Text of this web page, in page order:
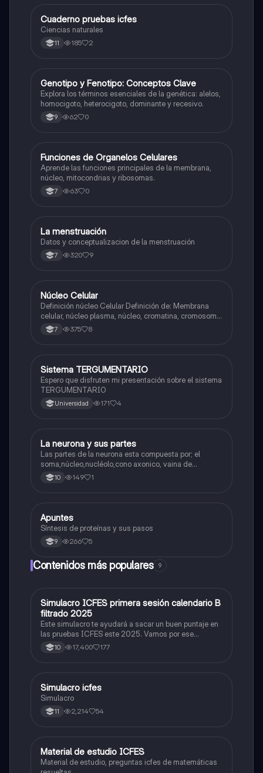
Biologia
Cuaderno pruebas icfes
Ciencias naturales
11 185 2
GBiologia
Genotipo y Fenotipo: Conceptos Clave
Explora los términos esenciales de la genética: alelos,
homocigoto, heterocigoto, dominante y recesivo.
9 62 0
FBiologia
Funciones de Organelos Celulares
Aprende las funciones principales de la membrana,
núcleo, mitocondrias y ribosomas.
7 63 0
Biologia
La menstruación
Datos y conceptualizacion de la menstruación
7 320 9
Biologia
Núcleo Celular
Definición núcleo Celular Definición de: Membrana
celular, núcleo plasma, núcleo, cromatina, cromosoma
Interfase Fases de la interfase
7 375 8
Biologia
Sistema TERGUMENTARIO
Espero que disfruten mi presentación sobre el sistema
TERGUMENTARIO
Universidad 171 4
Biologia
La neurona y sus partes
Las partes de la neurona esta compuesta por; el
soma,núcleo,nucléolo,cono axonico, vaina de
mielina,celula schwan,núcleo de schwann,nódulo de
Ranvier,terminal axonico Arborizacion terminal, botón
10 149 1
Biologia
Apuntes
Síntesis de proteínas y sus pasos
9 266 5
Contenidos más populares 9
ICFES: Matemáticas
Simulacro ICFES primera sesión calendario B
filtrado 2025
Este simulacro te ayudará a sacar un buen puntaje en
las pruebas ICFES este 2025. Vamos por ese
500/500. Y poder ser admitido en la universidad que
quieras, estudiar la carrera que quieres y no la que te
10 17,400 177
ICFES: Lectura Crítica
Simulacro icfes
Simulacro
11 2,214 54
ICFES: Matemáticas
Material de estudio ICFES
Material de estudio, preguntas icfes de matemáticas